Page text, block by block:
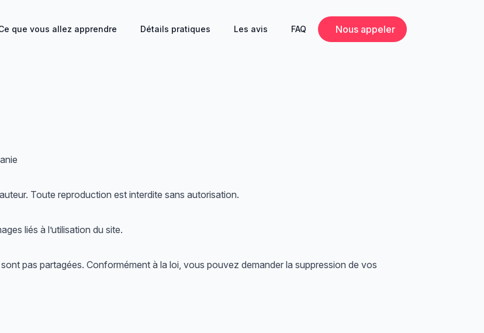
que vous allez apprendre Détails pratiques Les avis FAQ Nous appeler
Toute reproduction est interdite sans autorisation.
liés à l’utilisation du site.
pas partagées. Conformément à la loi, vous pouvez demander la suppression de vos